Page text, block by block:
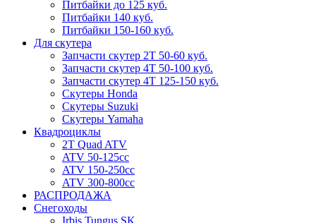
Питбайки до 125 куб.
Питбайки 140 куб.
Питбайки 150-160 куб.
Для скутера
Запчасти скутер 2Т 50-60 куб.
Запчасти скутер 4Т 50-100 куб.
Запчасти скутер 4Т 125-150 куб.
Скутеры Honda
Скутеры Suzuki
Скутеры Yamaha
Квадроциклы
2T Quad ATV
ATV 50-125cc
ATV 150-250cc
ATV 300-800cc
РАСПРОДАЖА
Снегоходы
Irbis Tungus SK